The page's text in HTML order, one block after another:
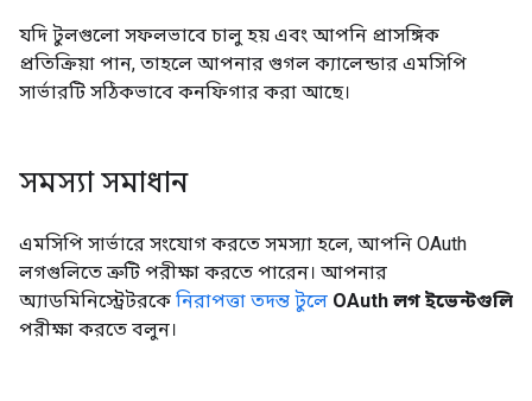
যদি টুলগুলো সফলভাবে চালু হয় এবং আপনি প্রাসঙ্গিক
প্রতিক্রিয়া পান, তাহলে আপনার গুগল ক্যালেন্ডার এমসিপি
সার্ভারটি সঠিকভাবে কনফিগার করা আছে।
সমস্যা সমাধান
এমসিপি সার্ভারে সংযোগ করতে সমস্যা হলে, আপনি OAuth
লগগুলিতে ত্রুটি পরীক্ষা করতে পারেন। আপনার
অ্যাডমিনিস্ট্রেটরকে নিরাপত্তা তদন্ত টুলে OAuth লগ ইভেন্টগুলি
পরীক্ষা করতে বলুন।